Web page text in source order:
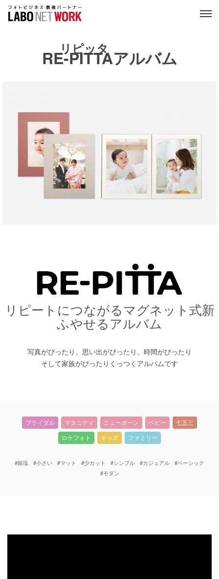
RE-PITTA
リピッタ アルバム
リピートにつながるマグネット式新
ふやせるアルバム
写真がぴったり、思い出がぴったり、時間がぴったり
そして家族がぴったりくっつくアルバムです
ブライダル マタニティ ニューボーン ベビー
七五三
ロケフォト
キッズ ファミリー
#銀塩 #小さい #マット #少カット #シンプル #カジュアル
#ベーシック
#モダン